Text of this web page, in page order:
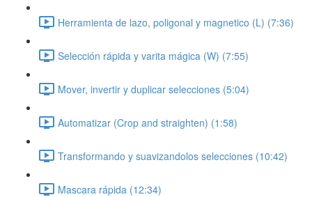
Herramienta de lazo, poligonal y magnetico (L) (7:36)
Selección rápida y varita mágica (W) (7:55)
Mover, invertir y duplicar selecciones (5:04)
Automatizar (Crop and straighten) (1:58)
Transformando y suavizandolos selecciones (10:42)
Mascara rápida (12:34)